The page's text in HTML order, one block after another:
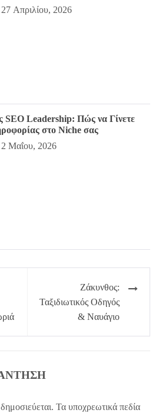
Απριλίου, 2026
SEO Leadership: Πώς να Γίνετε
στο Niche σας
2 Μαΐου, 2026
Ζάκυνθος:
Ταξιδιωτικός Οδηγός
& Ναυάγιο
Τα υποχρεωτικά πεδία